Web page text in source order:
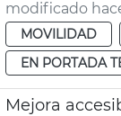
modificado
MOVILIDAD
EN PORTADA
Mejora